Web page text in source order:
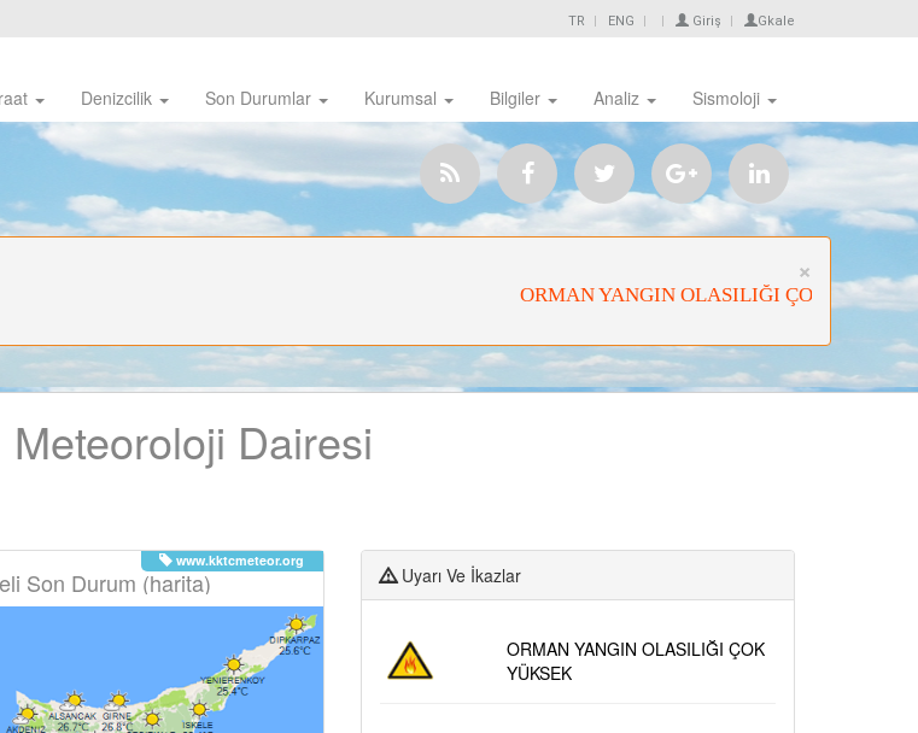
TR ENG Giriş Gkale
Denizcilik Son Durumlar Kurumsal Bilgiler Analiz Sismoloji
× Close
ORMAN YANGIN OLASILIĞI ÇOK YÜKSEK
Meteoroloji Dairesi
Son Durum (harita)
www.kktcmeteor.org
Uyarı Ve İkazlar
ORMAN YANGIN OLASILIĞI ÇOK
YÜKSEK